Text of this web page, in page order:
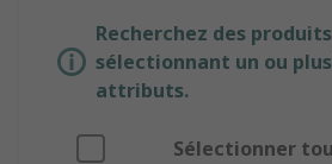
Recherchez des
sélectionnant un ou
attributs.
Sélectionner